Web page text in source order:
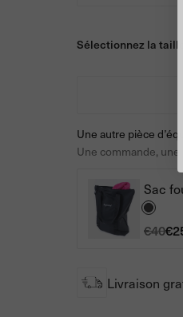
Sélectionnez la taille
Une autre pièce
Une commande, une
Sac
€40
Livraison